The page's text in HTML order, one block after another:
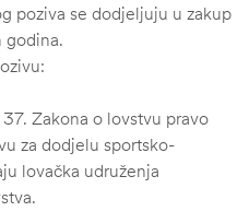
poziva se dodjeljuju u zakup
godina.
Zakona o lovstvu pravo
za dodjelu sportsko-
lovačka udruženja